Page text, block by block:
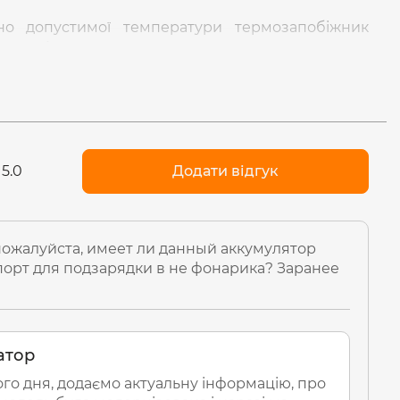
допустимої температури термозапобіжник
навантаження при досягненні мінімального
акумулятора, роблячи таким чином,
зручному та надійно захищеному від вологи
на корпусі присутній роз’єм USB-C,
не в ліхтарику, використовуючи сумісний
що зекономить час при його заміні.
5.0 Додати відгук
имеет ли данный аккумулятор
для подзарядки в не фонарика? Заранее
дня, додаємо актуальну інформацію, про